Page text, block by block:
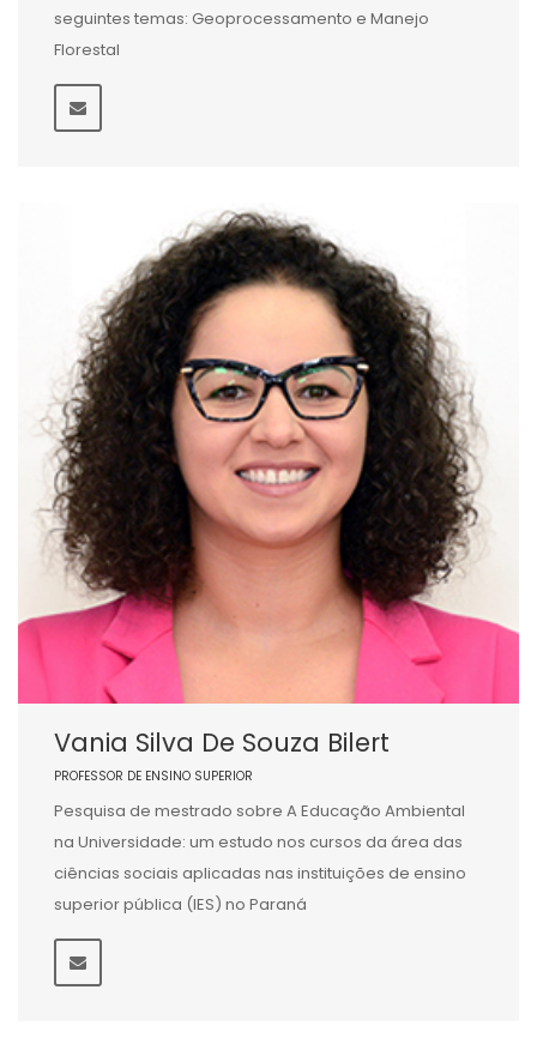
seguintes temas: Geoprocessamento e Manejo
Florestal
Vania Silva De Souza Bilert
PROFESSOR DE ENSINO SUPERIOR
Pesquisa de mestrado sobre A Educação Ambiental
na Universidade: um estudo nos cursos da área das
ciências sociais aplicadas nas instituições de ensino
superior pública (IES) no Paraná